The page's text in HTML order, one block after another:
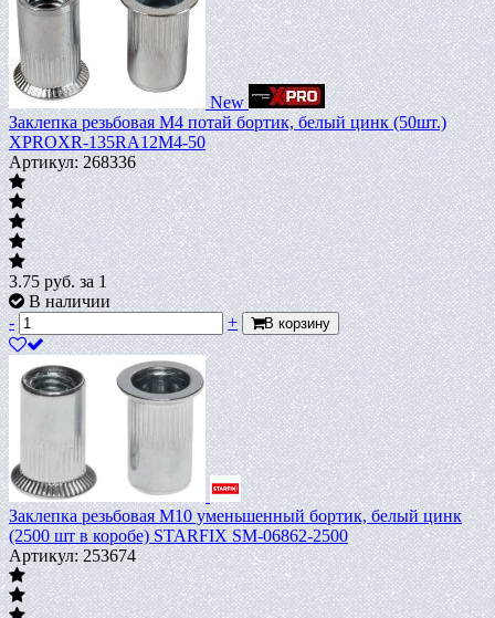
New
Заклепка резьбовая M4 потай бортик, белый цинк (50шт.)
XPROXR-135RA12M4-50
Артикул: 268336
3.75руб.за 1
В наличии
-
+ В корзину
Заклепка резьбовая М10 уменьшенный бортик, белый цинк
(2500 шт в коробе) STARFIX SM-06862-2500
Артикул: 253674